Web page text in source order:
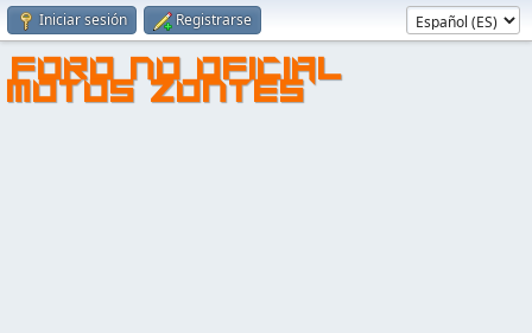
Iniciar sesión Registrarse
FORO NO OFICIAL
MOTOS ZONTES